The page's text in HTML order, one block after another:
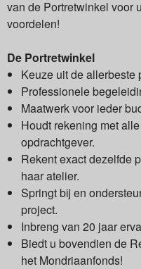
van de Portretwinkel voor
voordelen!
De Portretwinkel
Keuze uit de allerbeste
Professionele
Maatwerk voor ieder
Houdt rekening met
opdrachtgever.
Rekent exact dezelfde
haar atelier.
Springt bij en
project.
Inbreng van 20 jaar
Biedt u bovendien de
het Mondriaanfonds!